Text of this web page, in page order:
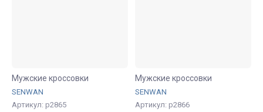
Мужские кроссовки
SENWAN
Артикул: р2865
Мужские кроссовки
SENWAN
Артикул: р2866